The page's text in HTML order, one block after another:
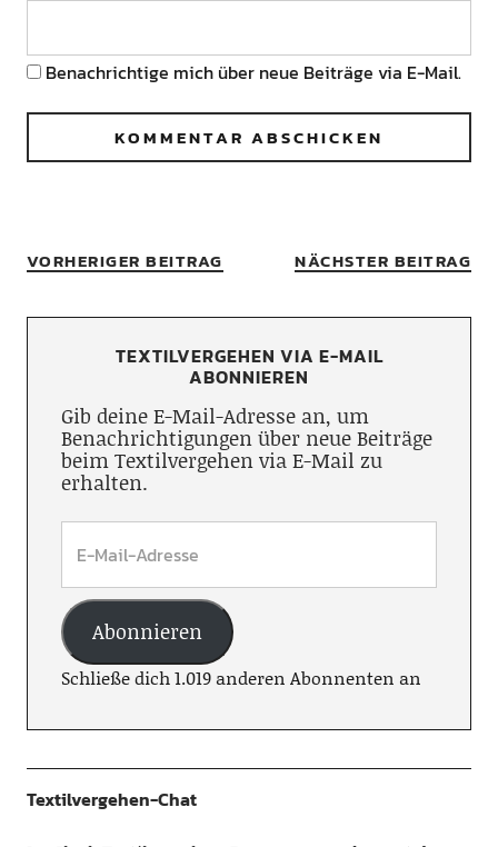
Benachrichtige mich über neue Beiträge via E-Mail.
VORHERIGER BEITRAG NÄCHSTER BEITRAG
TEXTILVERGEHEN VIA E-MAIL
ABONNIEREN
Gib deine E-Mail-Adresse an, um
Benachrichtigungen über neue Beiträge
beim Textilvergehen via E-Mail zu
erhalten.
Abonnieren
Schließe dich 1.019 anderen Abonnenten an
Textilvergehen-Chat